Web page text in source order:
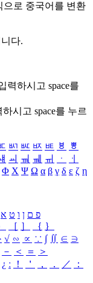
으로 중국어를 변환
다.
력하시고 space를
시고 space를 누르
ㅴ ㅵ ㅶ ㅷ ㅸ
ㅹ
ㆉ ㆊ ㆋ ㆌ ㆍ
ㆎ
Φ Χ Ψ Ω α β γ δ ε ζ η
פ ם ן ו ט א
［ ］ ｛ ｝
√ ∽ ∝ ∵ ∫ ∬ ∈ ∋
－ ＜ ＝
＞
¿ ː ！ ＇ ， ． ／
：